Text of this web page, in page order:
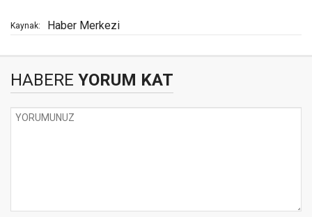
Kaynak: Haber Merkezi
HABERE YORUM KAT